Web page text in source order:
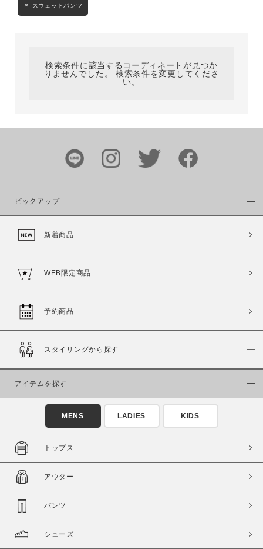
ブランド
カラー
商品タイプ
通常商品
セール価格 WEB限定
在庫
在庫あり
スウェットパンツ
検索条件に該当するコーディネートが見つか
りませんでした。 検索条件を変更してくださ
い。
ピックアップ
新着商品
WEB限定商品
予約商品
スタイリングから探す
アイテムを探す
MENS LADIES KIDS
トップス
アウター
パンツ
シューズ